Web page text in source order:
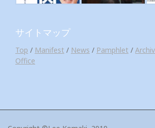
サイトマップ
Top / Manifest / News / Pamphlet /
Office